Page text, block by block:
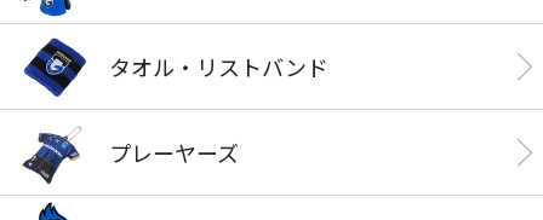
タオル・リストバンド
プレーヤーズ